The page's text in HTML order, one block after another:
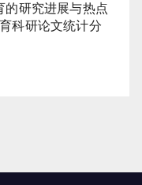
的研究进展与热点
科研论文统计分